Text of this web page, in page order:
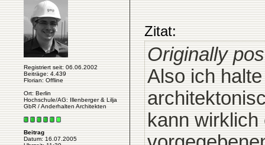
Registriert seit: 06.06.2002
Beiträge: 4.439
Florian: Offline
Ort: Berlin
Hochschule/AG: Illenberger & Lilja
GbR / Anderhalten Architekten
Beitrag
Datum: 16.07.2005
Zitat:
Originally
Also ich
kann